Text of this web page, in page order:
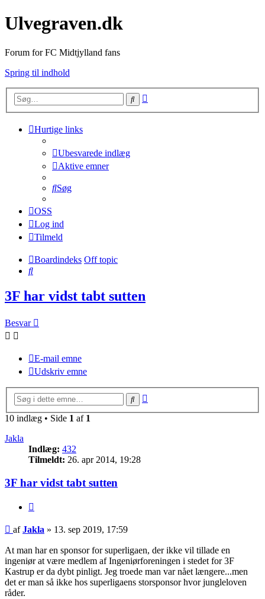
Ulvegraven.dk
Forum for FC Midtjylland fans
Spring til indhold
Søg
Hurtige links
Ubesvarede indlæg
Aktive emner
Søg
OSS
Log ind
Tilmeld
Boardindeks Off topic
Søg
3F har vidst tabt sutten
Besvar
E-mail emne
Udskriv emne
Søg
10 indlæg • Side 1 af 1
Jakla
Indlæg: 432
Tilmeldt: 26. apr 2014, 19:28
3F har vidst tabt sutten
Indlæg
afJakla » 13. sep 2019, 17:59
At man har en sponsor for superligaen, der ikke vil tillade en
ingeniør at være medlem af Ingeniørforeningen i stedet for 3F
Kastrup er da dybt pinligt. Jeg troede man var nået længere...men
det er man så ikke hos superligaens storsponsor hvor jungleloven
råder.